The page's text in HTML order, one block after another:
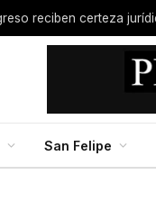
San Felipe